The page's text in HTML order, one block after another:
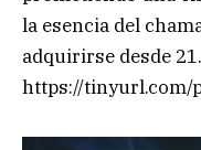
la esencia del
adquirirse desde
https://tinyurl.com/